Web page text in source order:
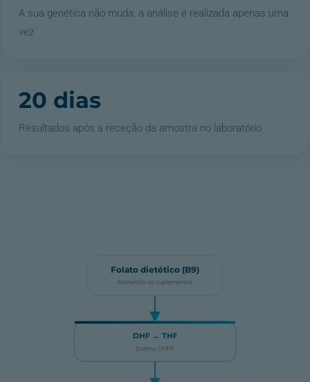
A sua genética não muda: a análise é realizada apenas uma
vez
20 dias
Resultados após a receção da amostra no laboratório
Folato dietético (B9)
Alimentos ou suplementos
DHF → THF
Enzima: DHFR